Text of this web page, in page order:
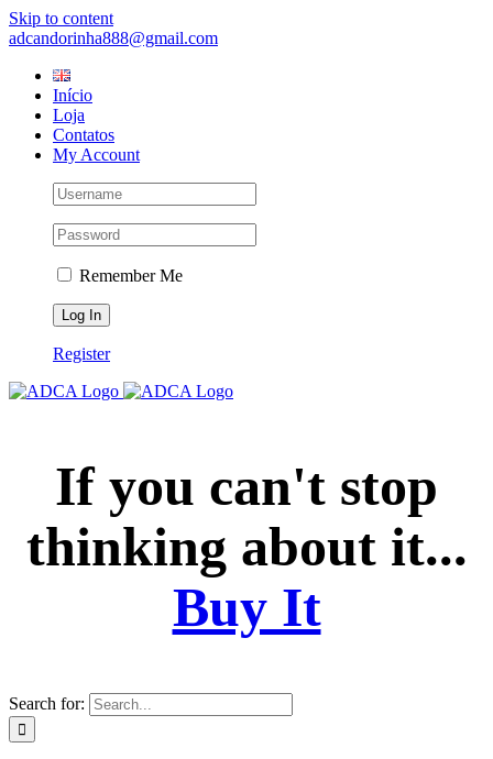
Skip to content
adcandorinha888@gmail.com
Início
Loja
Contatos
My Account
Remember Me
Register
If you can't stop
thinking about it...
Buy It
Search for: